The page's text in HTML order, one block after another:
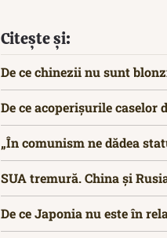
Citește și:
De ce chinezii nu sunt
De ce acoperișurile caselor
„În comunism ne dădea
SUA tremură. China și
De ce Japonia nu este în